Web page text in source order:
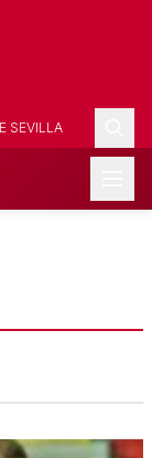
SEVILLA